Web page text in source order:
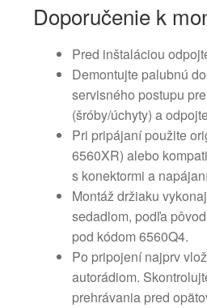
Doporučenie k
Pred inštaláciou
Demontujte palubnú
servisného postupu
(šróby/úchyty) a
Pri pripájaní použite
6560XR) alebo
s konektormi a
Montáž držiaku
sedadlom, podľa
pod kódom 6560Q4.
Po pripojení najprv
autorádiom.
prehrávania pred